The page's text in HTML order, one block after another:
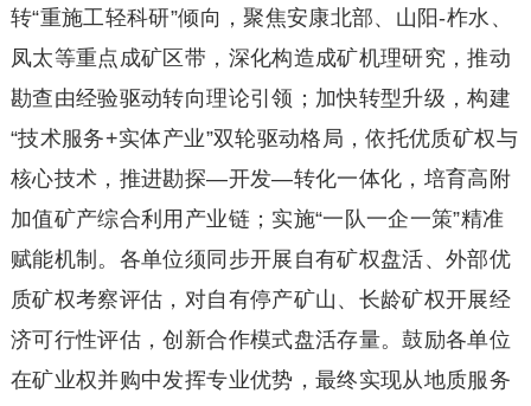
转“重施工轻科研”倾向，聚焦安康北部、山阳-柞水、
凤太等重点成矿区带，深化构造成矿机理研究，推动
勘查由经验驱动转向理论引领；加快转型升级，构建
“技术服务+实体产业”双轮驱动格局，依托优质矿权与
核心技术，推进勘探—开发—转化一体化，培育高附
加值矿产综合利用产业链；实施“一队一企一策”精准
赋能机制。各单位须同步开展自有矿权盘活、外部优
质矿权考察评估，对自有停产矿山、长龄矿权开展经
济可行性评估，创新合作模式盘活存量。鼓励各单位
在矿业权并购中发挥专业优势，最终实现从地质服务